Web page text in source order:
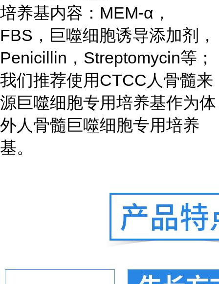
培养基内容： MEM-α，
FBS ，巨噬细胞诱导添加剂，
Penicillin ， Streptomycin等；
我们推荐使用CTCC 人骨髓来
源巨噬细胞专用培养基作为体
外人骨髓巨噬细胞专用培养
基。